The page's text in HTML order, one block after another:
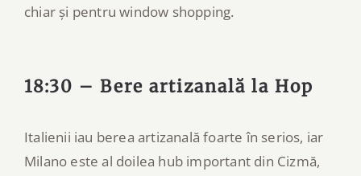
chiar și pentru window shopping.
18:30 – Bere artizanală la Hop
Italienii iau berea artizanală foarte în serios, iar
Milano este al doilea hub important din Cizmă,